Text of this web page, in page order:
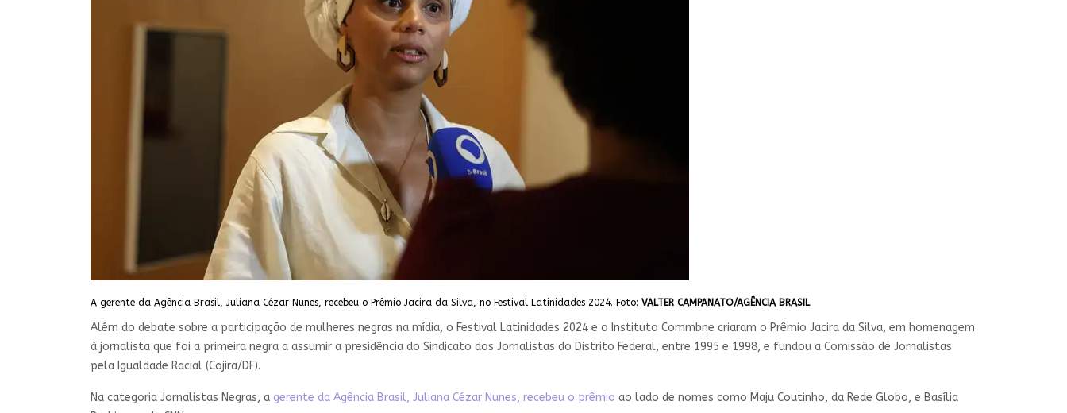
A gerente da Agência Brasil, Juliana Cézar Nunes, recebeu o Prêmio Jacira da Silva, no Festival Latinidades 2024. Foto: VALTER CAMPANATO/AGÊNCIA BRASIL
Além do debate sobre a participação de mulheres negras na mídia, o Festival Latinidades 2024 e o Instituto Commbne criaram o Prêmio Jacira da Silva, em homenagem
à jornalista que foi a primeira negra a assumir a presidência do Sindicato dos Jornalistas do Distrito Federal, entre 1995 e 1998, e fundou a Comissão de Jornalistas
pela Igualdade Racial (Cojira/DF).
Na categoria Jornalistas Negras, a gerente da Agência Brasil, Juliana Cézar Nunes, recebeu o prêmio ao lado de nomes como Maju Coutinho, da Rede Globo, e Basília